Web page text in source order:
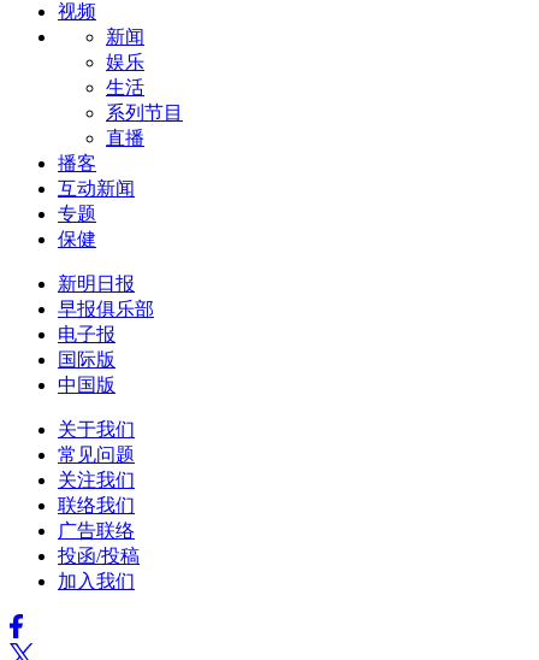
视频
新闻
娱乐
生活
系列节目
直播
播客
互动新闻
专题
保健
新明日报
早报俱乐部
电子报
国际版
中国版
关于我们
常见问题
关注我们
联络我们
广告联络
投函/投稿
加入我们